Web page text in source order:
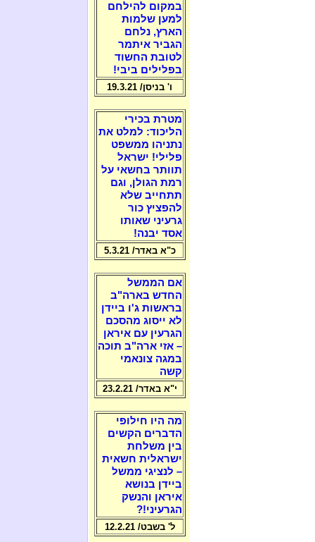
במקום להילחם
למען שלמות
הארץ, נלחם
הגביר איתמר
לטובת החשוד
בפלילים ביבי!
ו' בניסן/ 19.3.21
מטרת בכירי
הליכוד: למלט את
נתניהו ממשפט
פלילי! ישראל
תוותר בחשאי על
רמת הגולן, וגם
תתחייב שלא
להפציץ כור
גרעיני שאותו
אסד יבנה!
כ"א באדר/ 5.3.21
אם הממשל
החדש בארה"ב
בראשות ג'ו ביידן
לא ייסוג מהסכם
הגרעין עם איראן
– אזי ארה"ב תוכה
במגה צונאמי
קשה
י"א באדר/ 23.2.21
מה היו חילופי
הדברים הקשים
בין משלחת
ישראלית חשאית
– לנציגי ממשל
ביידן בנושא
איראן והנשק
הגרעיני!?
ל' בשבט/ 12.2.21